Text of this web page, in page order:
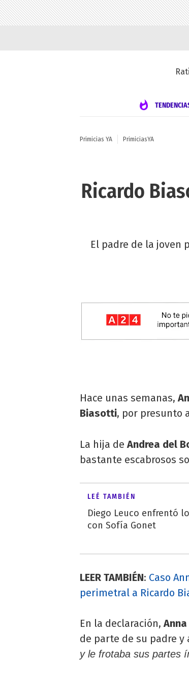
Primicias YA PrimiciasYA
Ricardo
El padre de la joven
Hace unas semanas,
Biasotti, por presunto
La hija de Andrea del
bastante escabrosos
LEÉ TAMBIÉN
Diego Leuco enfrentó
con Sofía Gonet
LEER TAMBIÉN: Caso
perimetral a Ricardo
En la declaración,
de parte de su padre y
y le frotaba sus partes